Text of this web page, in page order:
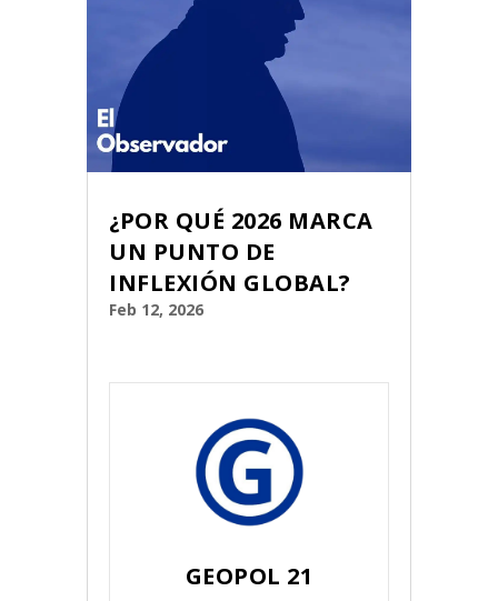
¿POR QUÉ 2026 MARCA
UN PUNTO DE
INFLEXIÓN GLOBAL?
Feb 12, 2026
GEOPOL 21